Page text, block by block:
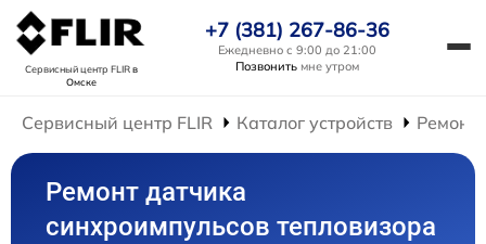
Сервисный центр FLIRв
Омске
+7 (381) 267-86-36
Ежедневно с 9:00 до 21:00
Позвонить мне утром
Сервисный центр FLIR Каталог устройств Ремонт
Ремонт датчика
синхроимпульсов тепловизора